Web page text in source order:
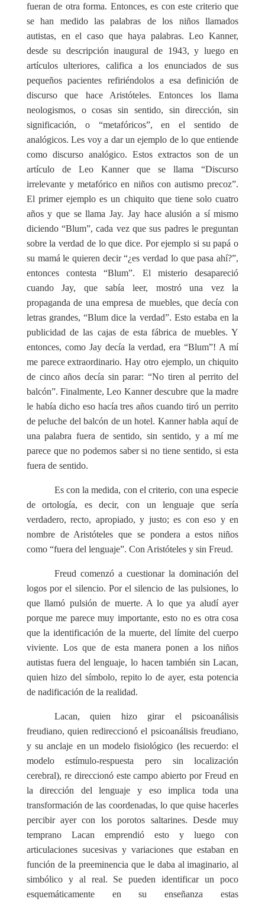
fueran de otra forma. Entonces, es con este criterio que
se han medido las palabras de los niños llamados
autistas, en el caso que haya palabras. Leo Kanner,
desde su descripción inaugural de 1943, y luego en
artículos ulteriores, califica a los enunciados de sus
pequeños pacientes refiriéndolos a esa definición de
discurso que hace Aristóteles. Entonces los llama
neologismos, o cosas sin sentido, sin dirección, sin
significación, o “metafóricos”, en el sentido de
analógicos. Les voy a dar un ejemplo de lo que entiende
como discurso analógico. Estos extractos son de un
artículo de Leo Kanner que se llama “Discurso
irrelevante y metafórico en niños con autismo precoz”.
El primer ejemplo es un chiquito que tiene solo cuatro
años y que se llama Jay. Jay hace alusión a sí mismo
diciendo “Blum”, cada vez que sus padres le preguntan
sobre la verdad de lo que dice. Por ejemplo si su papá o
su mamá le quieren decir “¿es verdad lo que pasa ahí?”,
entonces contesta “Blum”. El misterio desapareció
cuando Jay, que sabía leer, mostró una vez la
propaganda de una empresa de muebles, que decía con
letras grandes, “Blum dice la verdad”. Esto estaba en la
publicidad de las cajas de esta fábrica de muebles. Y
entonces, como Jay decía la verdad, era “Blum”! A mí
me parece extraordinario. Hay otro ejemplo, un chiquito
de cinco años decía sin parar: “No tiren al perrito del
balcón”. Finalmente, Leo Kanner descubre que la madre
le había dicho eso hacía tres años cuando tiró un perrito
de peluche del balcón de un hotel. Kanner habla aquí de
una palabra fuera de sentido, sin sentido, y a mí me
parece que no podemos saber si no tiene sentido, si esta
fuera de sentido.
Es con la medida, con el criterio, con una especie
de ortología, es decir, con un lenguaje que sería
verdadero, recto, apropiado, y justo; es con eso y en
nombre de Aristóteles que se pondera a estos niños
como “fuera del lenguaje”. Con Aristóteles y sin Freud.
Freud comenzó a cuestionar la dominación del
logos por el silencio. Por el silencio de las pulsiones, lo
que llamó pulsión de muerte. A lo que ya aludí ayer
porque me parece muy importante, esto no es otra cosa
que la identificación de la muerte, del límite del cuerpo
viviente. Los que de esta manera ponen a los niños
autistas fuera del lenguaje, lo hacen también sin Lacan,
quien hizo del símbolo, repito lo de ayer, esta potencia
de nadificación de la realidad.
Lacan, quien hizo girar el psicoanálisis
freudiano, quien redireccionó el psicoanálisis freudiano,
y su anclaje en un modelo fisiológico (les recuerdo: el
modelo estímulo-respuesta pero sin localización
cerebral), re direccionó este campo abierto por Freud en
la dirección del lenguaje y eso implica toda una
transformación de las coordenadas, lo que quise hacerles
percibir ayer con los porotos saltarines. Desde muy
temprano Lacan emprendió esto y luego con
articulaciones sucesivas y variaciones que estaban en
función de la preeminencia que le daba al imaginario, al
simbólico y al real. Se pueden identificar un poco
esquemáticamente en su enseñanza estas